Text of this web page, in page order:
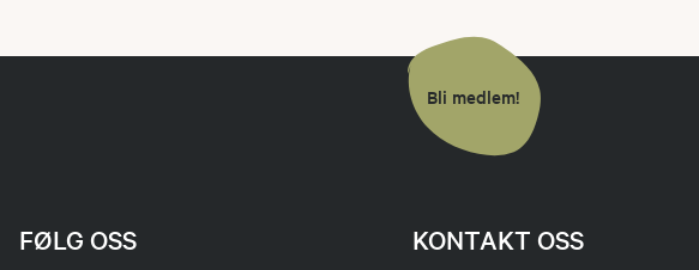
Bli medlem!
KONTAKT OSS
FØLG OSS